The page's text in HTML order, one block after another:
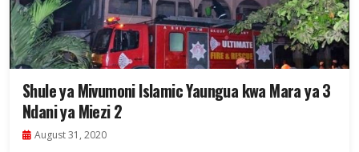
Shule ya Mivumoni Islamic Yaungua kwa Mara ya 3
Ndani ya Miezi 2
August 31, 2020